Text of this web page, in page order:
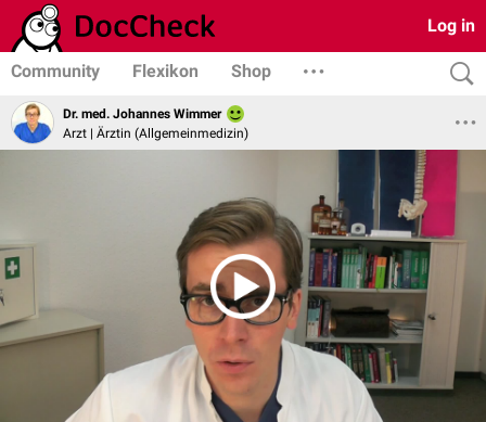
Log in
Community Flexikon Shop
Dr. med. Johannes Wimmer
Arzt | Ärztin (Allgemeinmedizin)